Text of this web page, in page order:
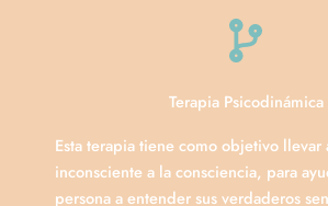
Terapia Psicodinámica
Esta terapia tiene como objetivo llevar
inconsciente a la consciencia, para
persona a entender sus verdaderos